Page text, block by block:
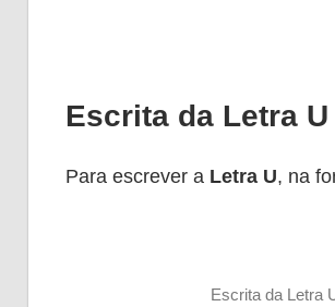
Escrita da Letra U
Para escrever a Letra U, na
Escrita da Letra